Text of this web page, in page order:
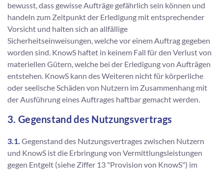
bewusst, dass gewisse Aufträge gefährlich sein können und
handeln zum Zeitpunkt der Erledigung mit entsprechender
Vorsicht und halten sich an allfällige
Sicherheitseinweisungen, welche vor einem Auftrag gegeben
worden sind. KnowS haftet in keinem Fall für den Verlust von
materiellen Gütern, welche bei der Erledigung von Aufträgen
entstehen. KnowS kann des Weiteren nicht für körperliche
oder seelische Schäden von Nutzern im Zusammenhang mit
der Ausführung eines Auftrages haftbar gemacht werden.
3. Gegenstand des Nutzungsvertrags
3.1. Gegenstand des Nutzungsvertrages zwischen Nutzern
und KnowS ist die Erbringung von Vermittlungsleistungen
gegen Entgelt (siehe Ziffer 13 "Provision von KnowS") im